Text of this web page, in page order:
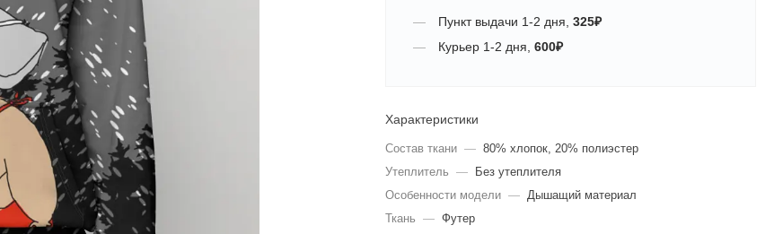
Пункт выдачи 1-2 дня 325₽
Курьер 1-2 дня 600₽
Характеристики
Состав ткани — 80% хлопок, 20% полиэстер
Утеплитель —
Без утеплителя
Особенности модели — Дышащий материал
Ткань — Футер